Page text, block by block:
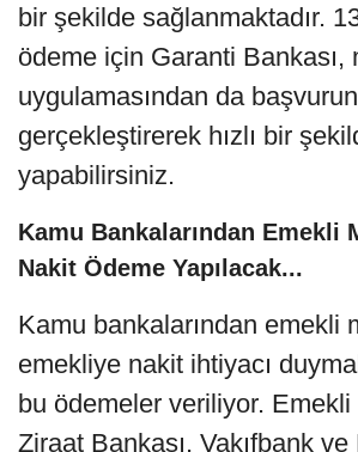
bir şekilde sağlanmaktadır.
ödeme için Garanti Bankası,
uygulamasından da
gerçekleştirerek hızlı bir
yapabilirsiniz.
Kamu Bankalarından Emekli
Nakit Ödeme Yapılacak...
Kamu bankalarından emekli
emekliye nakit ihtiyacı
bu ödemeler veriliyor. Emekli
Ziraat Bankası, Vakıfbank ve